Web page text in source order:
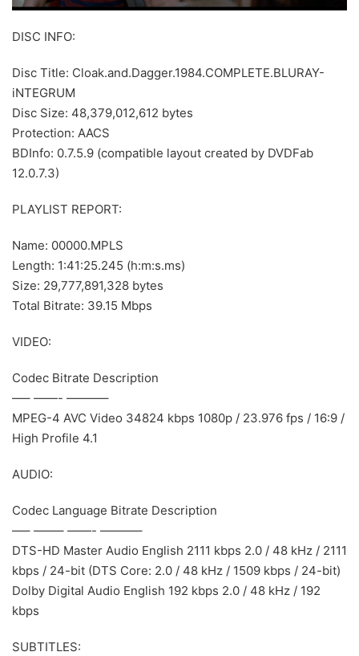
DISC INFO:
Disc Title: Cloak.and.Dagger.1984.COMPLETE.BLURAY-
iNTEGRUM
Disc Size: 48,379,012,612 bytes
Protection: AACS
BDInfo: 0.7.5.9 (compatible layout created by DVDFab
12.0.7.3)
PLAYLIST REPORT:
Name: 00000.MPLS
Length: 1:41:25.245 (h:m:s.ms)
Size: 29,777,891,328 bytes
Total Bitrate: 39.15 Mbps
VIDEO:
Codec Bitrate Description
—– ——- ———–
MPEG-4 AVC Video 34824 kbps 1080p / 23.976 fps / 16:9 /
High Profile 4.1
AUDIO:
Codec Language Bitrate Description
—– ——– ——- ———–
DTS-HD Master Audio English 2111 kbps 2.0 / 48 kHz / 2111
kbps / 24-bit (DTS Core: 2.0 / 48 kHz / 1509 kbps / 24-bit)
Dolby Digital Audio English 192 kbps 2.0 / 48 kHz / 192
kbps
SUBTITLES: